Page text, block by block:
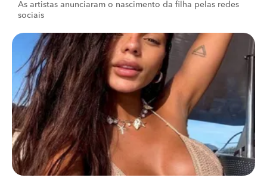
As artistas anunciaram o nascimento da filha pelas redes
sociais